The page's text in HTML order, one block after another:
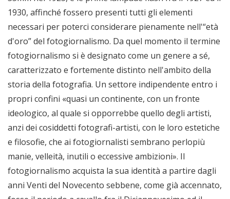
1930, affinché fossero presenti tutti gli elementi
necessari per poterci considerare pienamente nell'“età
d'oro” del fotogiornalismo. Da quel momento il termine
fotogiornalismo si è designato come un genere a sé,
caratterizzato e fortemente distinto nell'ambito della
storia della fotografia. Un settore indipendente entro i
propri confini «quasi un continente, con un fronte
ideologico, al quale si opporrebbe quello degli artisti,
anzi dei cosiddetti fotografi-artisti, con le loro estetiche
e filosofie, che ai fotogiornalisti sembrano perlopiù
manie, velleità, inutili o eccessive ambizioni». Il
fotogiornalismo acquista la sua identità a partire dagli
anni Venti del Novecento sebbene, come già accennato,